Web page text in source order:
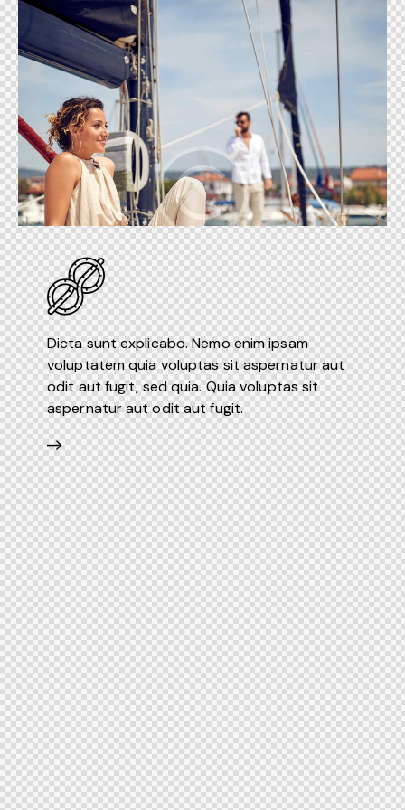
Dicta sunt explicabo. Nemo enim ipsam
voluptatem quia voluptas sit aspernatur aut
odit aut fugit, sed quia. Quia voluptas sit
aspernatur aut odit aut fugit.